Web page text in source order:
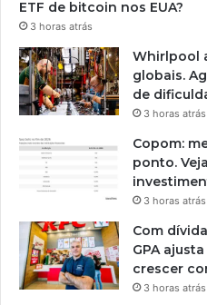
ETF de bitcoin nos EUA?
3 horas atrás
Whirlpool
globais.
de
3 horas atrás
Copom:
ponto.
3 horas atrás
Com
GPA
crescer
3 horas atrás